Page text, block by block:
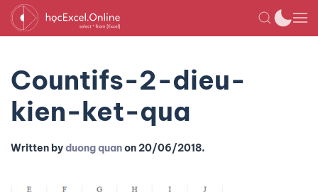
Countifs-2-dieu-
kien-ket-qua
Written byduong quanon20/06/2018.